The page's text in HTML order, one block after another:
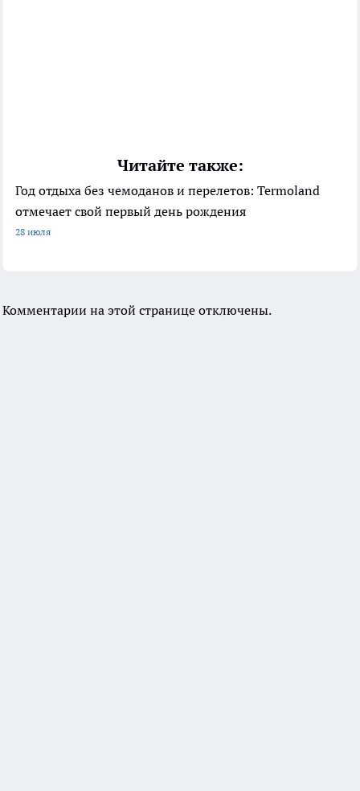
Читайте также:
Год отдыха без чемоданов и перелетов: Termoland
отмечает свой первый день рождения
28 июля
Комментарии на этой странице отключены.